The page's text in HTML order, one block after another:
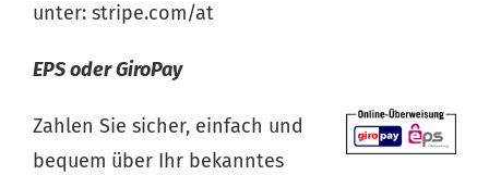
unter: stripe.com/at
EPS oder GiroPay
Zahlen Sie sicher, einfach und
bequem über Ihr bekanntes